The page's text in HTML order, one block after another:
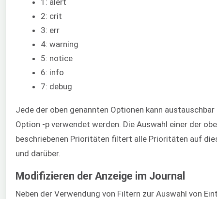
2: crit
3: err
4: warning
5: notice
6: info
7: debug
Jede der oben genannten Optionen kann
Option -p verwendet werden. Die Auswahl einer der
beschriebenen Prioritäten filtert alle Prioritäten auf
und darüber.
Modifizieren der Anzeige im Journal
Neben der Verwendung von Filtern zur Auswahl von